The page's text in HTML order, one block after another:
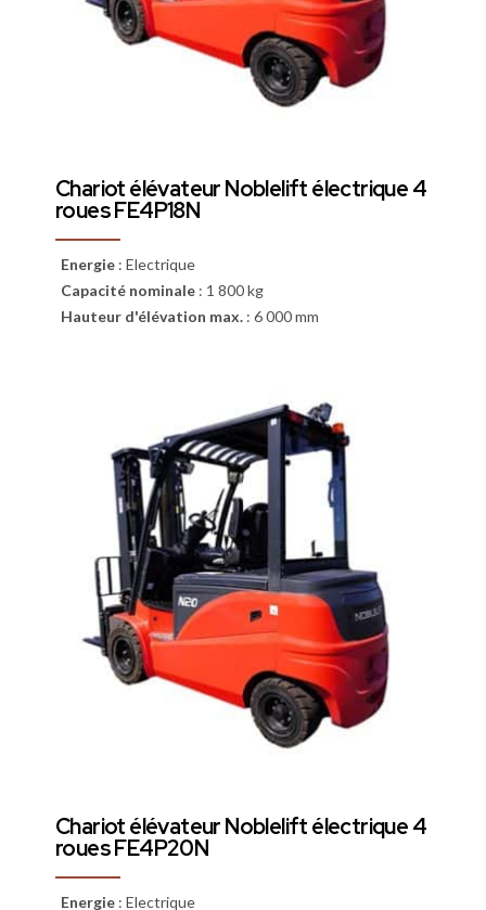
Chariot élévateur Noblelift électrique 4
roues FE4P18N
Energie : Electrique
Capacité nominale : 1 800 kg
Hauteur d'élévation max. : 6 000 mm
Chariot élévateur Noblelift électrique 4
roues FE4P20N
Energie : Electrique